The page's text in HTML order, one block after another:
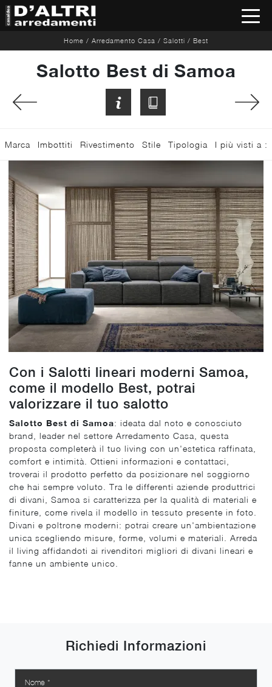
Home / Arredamento Casa / Salotti / Best
Salotto Best di Samoa
Marca Imbottiti Rivestimento Stile Tipologia I più visti a :
Con i Salotti lineari moderni Samoa,
come il modello Best, potrai
valorizzare il tuo salotto
Salotto Best di Samoa: ideata dal noto e conosciuto
brand, leader nel settore Arredamento Casa, questa
proposta completerà il tuo living con un'estetica raffinata,
comfort e intimità. Ottieni informazioni e contattaci,
troverai il prodotto perfetto da posizionare nel soggiorno
che hai sempre voluto. Tra le differenti aziende produttrici
di divani, Samoa si caratterizza per la qualità di materiali e
finiture, come rivela il modello in tessuto presente in foto.
Divani e poltrone moderni: potrai creare un'ambientazione
unica scegliendo misure, forme, volumi e materiali. Arreda
il living affidandoti ai rivenditori migliori di divani lineari e
fanne un ambiente unico.
Richiedi Informazioni